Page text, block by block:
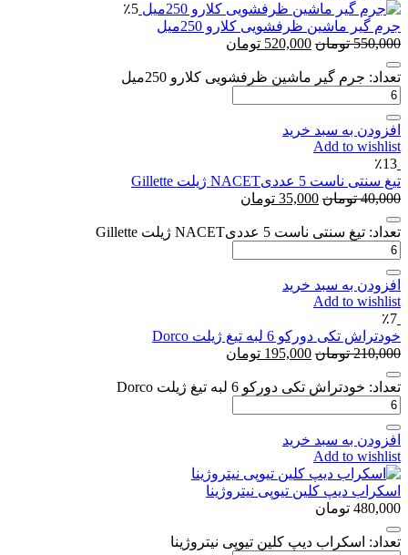
٪5
جرم گیر ماشین ظرفشویی کلارو 250میل
550,000 تومان 520,000 تومان
تعداد: جرم گیر ماشین ظرفشویی کلارو 250میل
افزودن به سبد خرید
Add to wishlist
٪13
تیغ سنتی ناست 5 عددیNACET ژیلت Gillette
40,000 تومان 35,000 تومان
تعداد: تیغ سنتی ناست 5 عددیNACET ژیلت Gillette
افزودن به سبد خرید
Add to wishlist
٪7
خودتراش تکی دورکو 6 لبه تیغ ژیلت Dorco
210,000 تومان 195,000 تومان
تعداد: خودتراش تکی دورکو 6 لبه تیغ ژیلت Dorco
افزودن به سبد خرید
Add to wishlist
اسکراب دیپ کلین تیوپی نیتروژینا
480,000 تومان
تعداد: اسکراب دیپ کلین تیوپی نیتروژینا